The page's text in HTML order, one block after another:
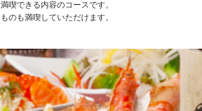
喫できる内容のコースです。
のも満喫していただけます。